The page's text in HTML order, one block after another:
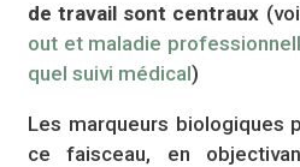
de travail sont centraux
out et maladie
quel suivi médical)
Les marqueurs biologiques
ce faisceau, en